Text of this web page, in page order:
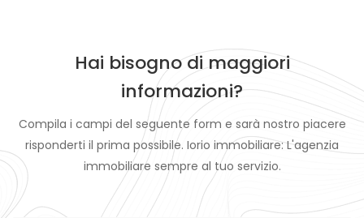
Hai bisogno di maggiori
informazioni?
Compila i campi del seguente form e sarà nostro piacere
risponderti il prima possibile. Iorio immobiliare: L'agenzia
immobiliare sempre al tuo servizio.